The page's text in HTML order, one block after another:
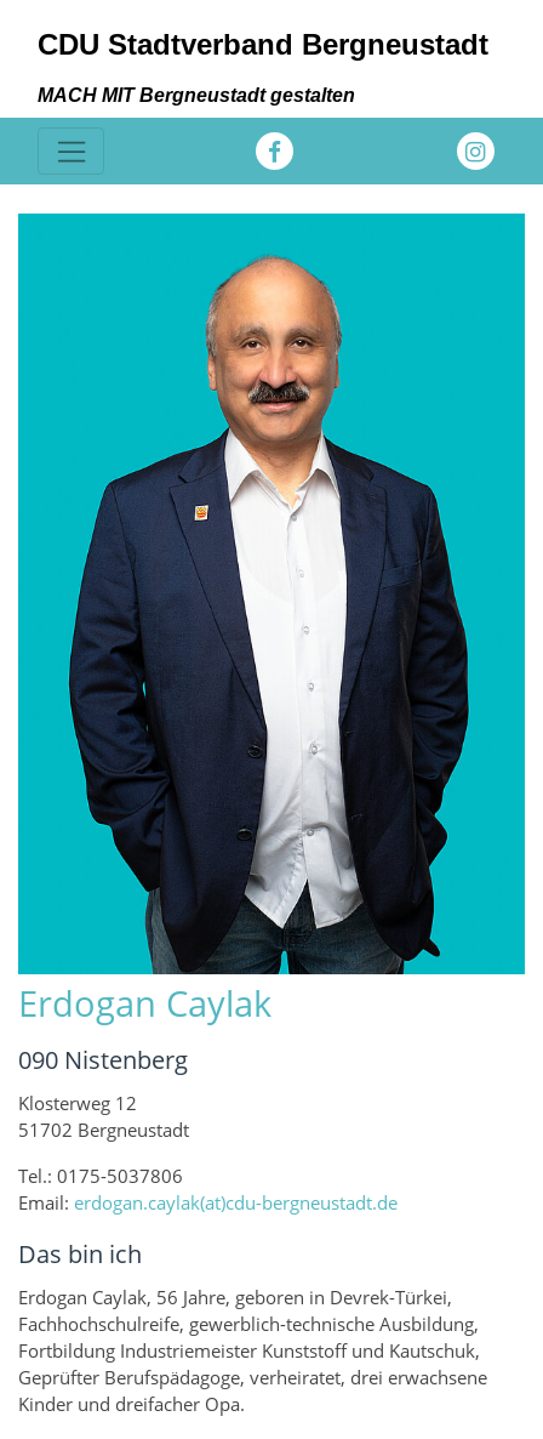
CDU Stadtverband Bergneustadt
MACH MIT Bergneustadt gestalten
Erdogan Caylak
090 Nistenberg
Klosterweg 12
51702 Bergneustadt
Tel.: 0175-5037806
Email: erdogan.caylak(at)cdu-bergneustadt.de
Das bin ich
Erdogan Caylak, 56 Jahre, geboren in Devrek-Türkei,
Fachhochschulreife, gewerblich-technische Ausbildung,
Fortbildung Industriemeister Kunststoff und Kautschuk,
Geprüfter Berufspädagoge, verheiratet, drei erwachsene
Kinder und dreifacher Opa.